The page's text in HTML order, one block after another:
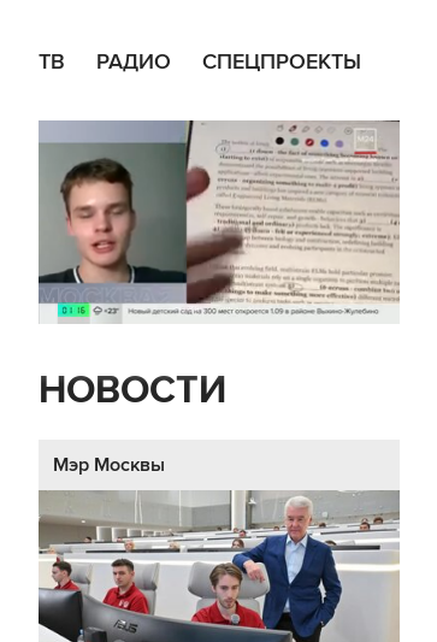
ТВ РАДИО СПЕЦПРОЕКТЫ
НОВОСТИ
Мэр Москвы